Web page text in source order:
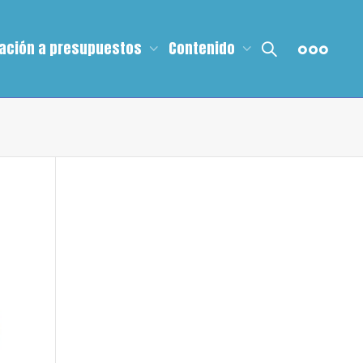
a presupuestos Contenido